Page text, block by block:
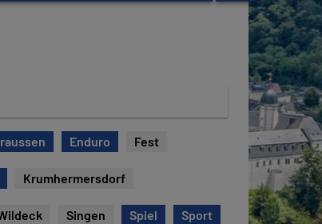
Enduro Fest
Krumhermersdorf
Singen Spiel Sport